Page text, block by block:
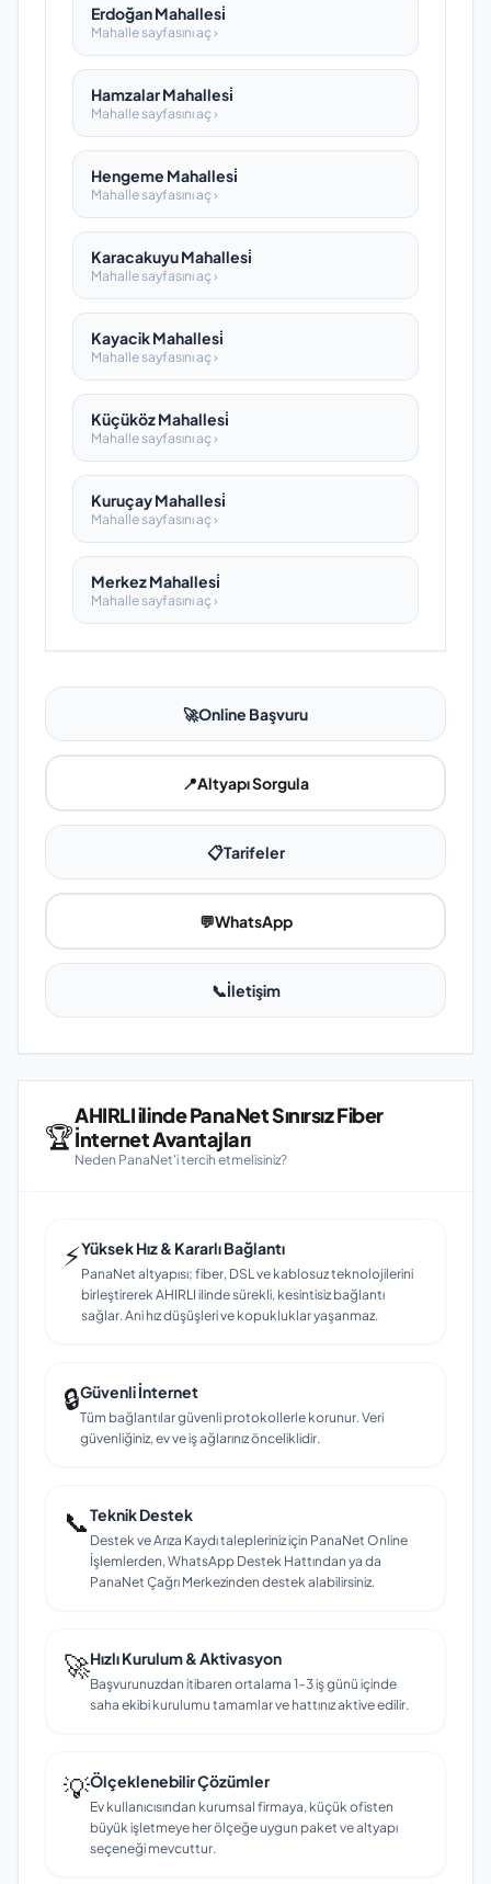
Erdoğan Mahallesi̇
Mahalle sayfasını aç ›
Hamzalar Mahallesi̇
Mahalle sayfasını aç ›
Hengeme Mahallesi̇
Mahalle sayfasını aç ›
Karacakuyu Mahallesi̇
Mahalle sayfasını aç ›
Kayacik Mahallesi̇
Mahalle sayfasını aç ›
Küçüköz Mahallesi̇
Mahalle sayfasını aç ›
Kuruçay Mahallesi̇
Mahalle sayfasını aç ›
Merkez Mahallesi̇
Mahalle sayfasını aç ›
🚀Online Başvuru
📍Altyapı Sorgula
📋Tarifeler
💬WhatsApp
📞İletişim
🏆
AHIRLI ilinde PanaNet Sınırsız Fiber
İnternet Avantajları
Neden PanaNet'i tercih etmelisiniz?
⚡Yüksek Hız & Kararlı Bağlantı
PanaNet altyapısı; fiber, DSL ve kablosuz teknolojilerini
birleştirerek AHIRLI ilinde sürekli, kesintisiz bağlantı
sağlar. Ani hız düşüşleri ve kopukluklar yaşanmaz.
🔒Güvenli İnternet
Tüm bağlantılar güvenli protokollerle korunur. Veri
güvenliğiniz, ev ve iş ağlarınız önceliklidir.
📞Teknik Destek
Destek ve Arıza Kaydı talepleriniz için PanaNet Online
İşlemlerden, WhatsApp Destek Hattından ya da
PanaNet Çağrı Merkezinden destek alabilirsiniz.
🚀Hızlı Kurulum & Aktivasyon
Başvurunuzdan itibaren ortalama 1–3 iş günü içinde
saha ekibi kurulumu tamamlar ve hattınız aktive edilir.
💡Ölçeklenebilir Çözümler
Ev kullanıcısından kurumsal firmaya, küçük ofisten
büyük işletmeye her ölçeğe uygun paket ve altyapı
seçeneği mevcuttur.